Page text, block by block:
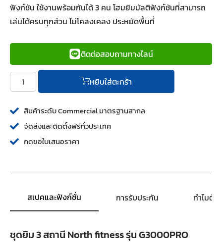
ฟังก์ชัน ใช้งานพร้อมกันได้ 3 คน โฮมยิมมัลติฟังก์ชันที่สามารถ
เล่นได้ครบทุกส่วน ไม่โคลงเคลง ประหยัดพื้นที่
ติดต่อสอบถามทางไลน์
หยิบใส่ตะกร้า
สินค้าระดับ Commercial มาตรฐานสากล
จัดส่งและติดตั้งฟรีทั่วประเทศ
กดขอใบเสนอราคา
สเปคและฟังก์ชั่น การรับประกัน ทำไมต้
ชุดยิม 3 สถานี North fitness รุ่น G3000PRO